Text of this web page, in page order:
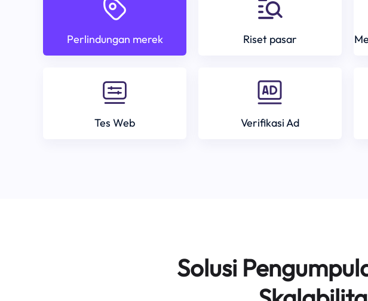
Perlindungan merek Riset pasar
Tes Web Verifikasi Ad
Solusi